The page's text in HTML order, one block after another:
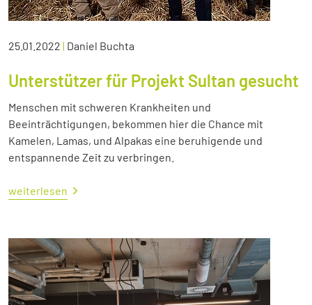
25.01.2022 | Daniel Buchta
Unterstützer für Projekt Sultan gesucht
Menschen mit schweren Krankheiten und
Beeinträchtigungen, bekommen hier die Chance mit
Kamelen, Lamas, und Alpakas eine beruhigende und
entspannende Zeit zu verbringen.
weiterlesen